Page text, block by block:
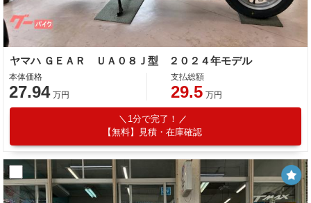
ヤマハ ＧＥＡＲ ＵＡ０８Ｊ型 ２０２４年モデル
本体価格
27.94 万円
支払総額
29.5 万円
1分で完了！
【無料】見積・在庫確認